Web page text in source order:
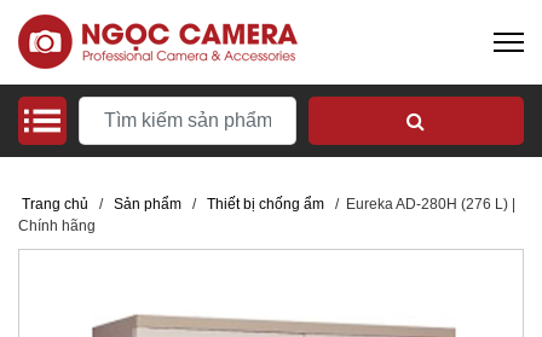
Trang chủ / Sản phẩm / Thiết bị chống ẩm / Eureka AD-280H (276 L) |
Chính hãng